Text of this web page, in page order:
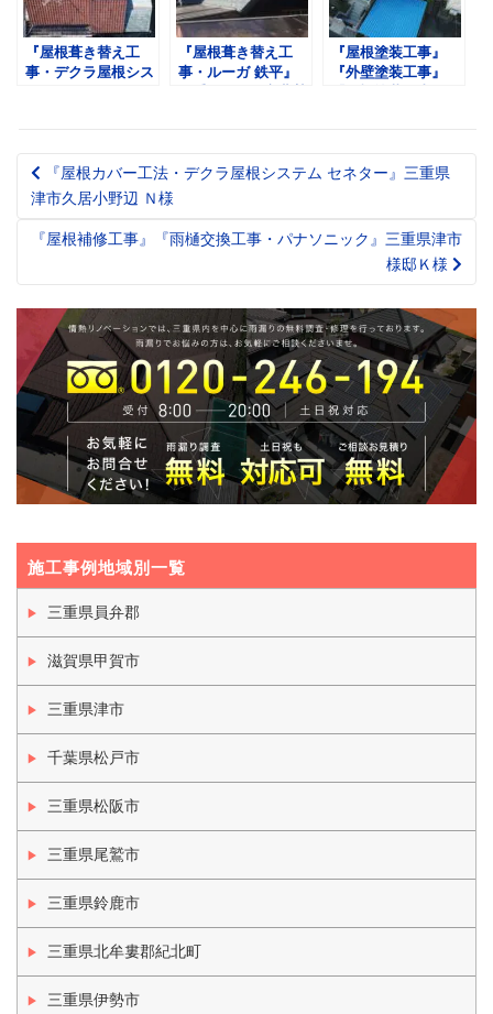
『屋根葺き替え工
事・デクラ屋根シス
『屋根葺き替え工
事・ルーガ 鉄平』
『屋根塗装工事』
『外壁塗装工事』
Post
navigation
『屋根カバー工法・デクラ屋根システム セネター』三重県
津市久居小野辺 Ｎ様
『屋根補修工事』『雨樋交換工事・パナソニック』三重県津市
様邸Ｋ様
施工事例地域別一覧
三重県員弁郡
滋賀県甲賀市
三重県津市
千葉県松戸市
三重県松阪市
三重県尾鷲市
三重県鈴鹿市
三重県北牟婁郡紀北町
三重県伊勢市